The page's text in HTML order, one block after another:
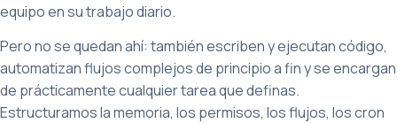
equipo en su trabajo diario.
Pero no se quedan ahí: también escriben y ejecutan código,
automatizan flujos complejos de principio a fin y se encargan
de prácticamente cualquier tarea que definas.
Estructuramos la memoria, los permisos, los flujos, los cron